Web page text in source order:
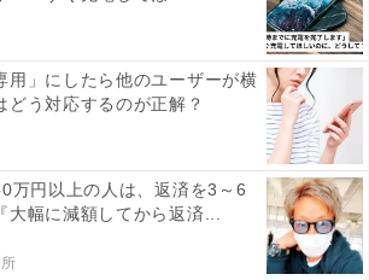
て接するべき」との声も
い収益機能「Super Thanks」を公開！
30％前後で成長、今後はオールイン
用」にしたら他のユーザーが横
どう対応するのが正解？
万円以上の人は、返済を3～6
大幅に減額してから返済...